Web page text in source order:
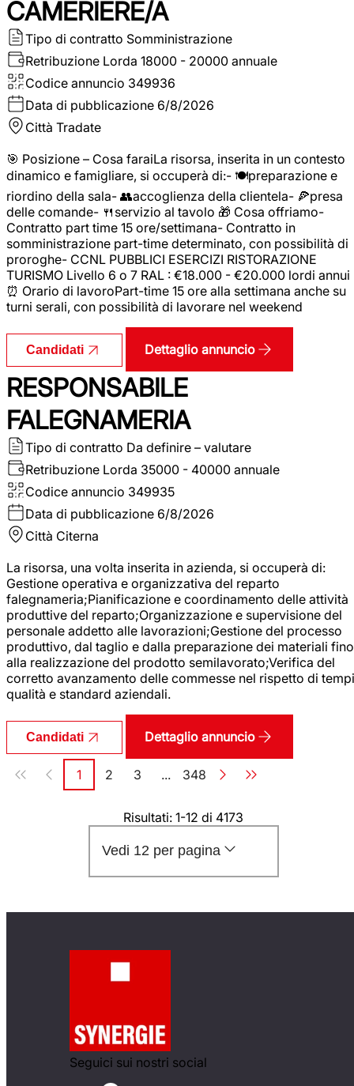
CAMERIERE/A
Tipo di contratto Somministrazione
Retribuzione Lorda 18000 - 20000 annuale
Codice annuncio 349936
Data di pubblicazione 6/8/2026
Città Tradate
🎯 Posizione – Cosa faraiLa risorsa, inserita in un contesto
dinamico e famigliare, si occuperà di:- 🍽️preparazione e
riordino della sala- 👥accoglienza della clientela- 🍕presa
delle comande- 🍴servizio al tavolo 🎁 Cosa offriamo-
Contratto part time 15 ore/settimana- Contratto in
somministrazione part-time determinato, con possibilità di
proroghe- CCNL PUBBLICI ESERCIZI RISTORAZIONE
TURISMO Livello 6 o 7 RAL : €18.000 - €20.000 lordi annui
⏰ Orario di lavoroPart-time 15 ore alla settimana anche su
turni serali, con possibilità di lavorare nel weekend
Candidati Dettaglio annuncio
RESPONSABILE
FALEGNAMERIA
Tipo di contratto Da definire – valutare
Retribuzione Lorda 35000 - 40000 annuale
Codice annuncio 349935
Data di pubblicazione 6/8/2026
Città Citerna
La risorsa, una volta inserita in azienda, si occuperà di:
Gestione operativa e organizzativa del reparto
falegnameria;Pianificazione e coordinamento delle attività
produttive del reparto;Organizzazione e supervisione del
personale addetto alle lavorazioni;Gestione del processo
produttivo, dal taglio e dalla preparazione dei materiali fino
alla realizzazione del prodotto semilavorato;Verifica del
corretto avanzamento delle commesse nel rispetto di
qualità e standard aziendali.
Candidati Dettaglio annuncio
Paginazione
Pagina
1 Pagina
2 Pagina
3 ... Pagina
348
Risultati: 1-12 di 4173
Vedi 12 per pagina
Seguici sui nostri social